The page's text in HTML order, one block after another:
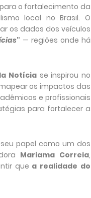
o fortalecimento da
local no Brasil. O
os dados dos veículos
" — regiões onde há
Notícia se inspirou no
os impactos das
e profissionais
para fortalecer a
papel como um dos
Mariama Correia,
que a realidade do